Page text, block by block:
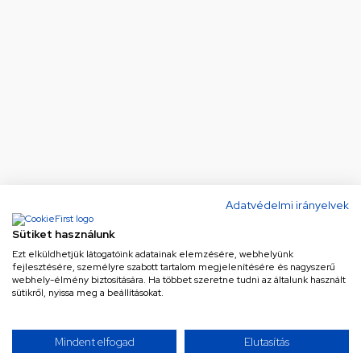
Adatvédelmi irányelvek
Sütiket használunk
Ezt elküldhetjük látogatóink adatainak elemzésére, webhelyünk
fejlesztésére, személyre szabott tartalom megjelenítésére és nagyszerű
webhely-élmény biztosítására. Ha többet szeretne tudni az általunk használt
sütikről, nyissa meg a beállításokat.
Mindent elfogad Elutasítás